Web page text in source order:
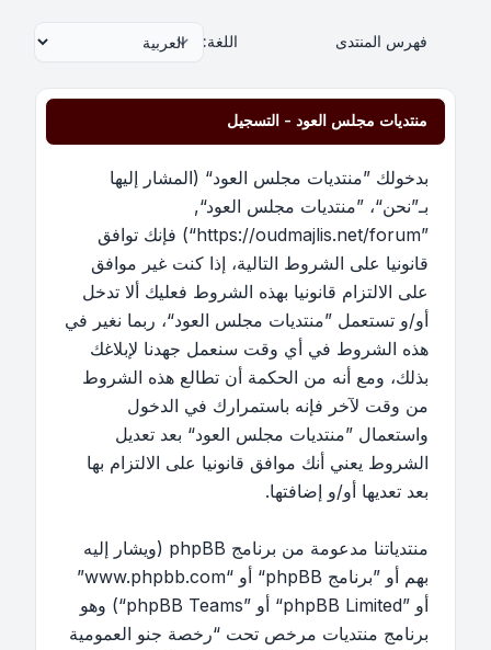
فهرس المنتدى اللغة:
منتديات مجلس العود - التسجيل
بدخولك ”منتديات مجلس العود“ (المشار إليها
بـ”نحن“، ”منتديات مجلس العود“,
”https://oudmajlis.net/forum“) فإنك توافق
قانونيا على الشروط التالية، إذا كنت غير موافق
على الالتزام قانونيا بهذه الشروط فعليك ألا تدخل
أو/و تستعمل ”منتديات مجلس العود“، ربما نغير في
هذه الشروط في أي وقت سنعمل جهدنا لإبلاغك
بذلك، ومع أنه من الحكمة أن تطالع هذه الشروط
من وقت لآخر فإنه باستمرارك في الدخول
واستعمال ”منتديات مجلس العود“ بعد تعديل
الشروط يعني أنك موافق قانونيا على الالتزام بها
بعد تعديها أو/و إضافتها.
منتدياتنا مدعومة من برنامج phpBB (ويشار إليه
بهم أو ”برنامج phpBB“ أو “www.phpbb.com”
أو ”phpBB Limited“ أو ”phpBB Teams“) وهو
برنامج منتديات مرخص تحت “رخصة جنو العمومية